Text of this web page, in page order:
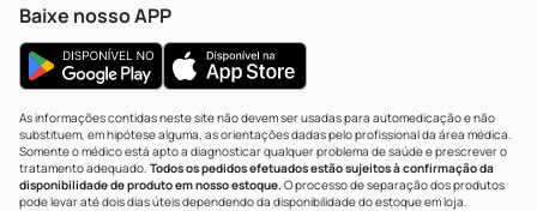
Baixe nosso APP
As informações contidas neste site não devem ser usadas para automedicação e não
substituem, em hipótese alguma, as orientações dadas pelo profissional da área médica.
Somente o médico está apto a diagnosticar qualquer problema de saúde e prescrever o
tratamento adequado. Todos os pedidos efetuados estão sujeitos à confirmação da
disponibilidade de produto em nosso estoque.O processo de separação dos produtos
pode levar até dois dias úteis dependendo da disponibilidade do estoque em loja.